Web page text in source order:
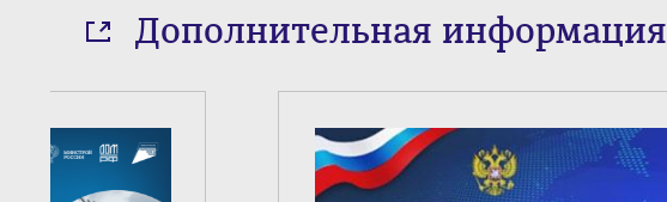
Дополнительная информация